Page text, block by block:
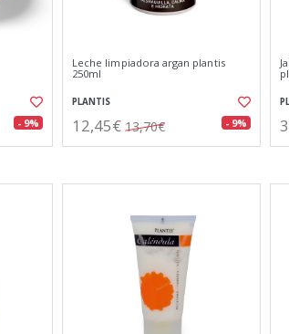
- 9%
Leche limpiadora argan plantis
250ml
PLANTIS
12,45€ 13,70€ - 9%